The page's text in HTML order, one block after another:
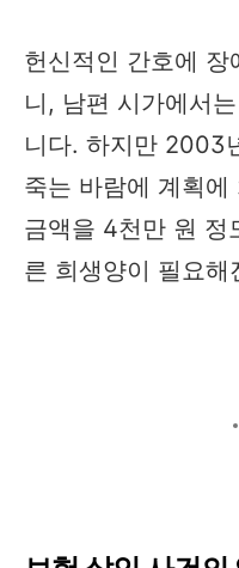
헌신적인 간호에
니, 남편 시가에서
니다. 하지만 2003
죽는 바람에 계획
금액을 4천만 원 정
른 희생양이 필요해